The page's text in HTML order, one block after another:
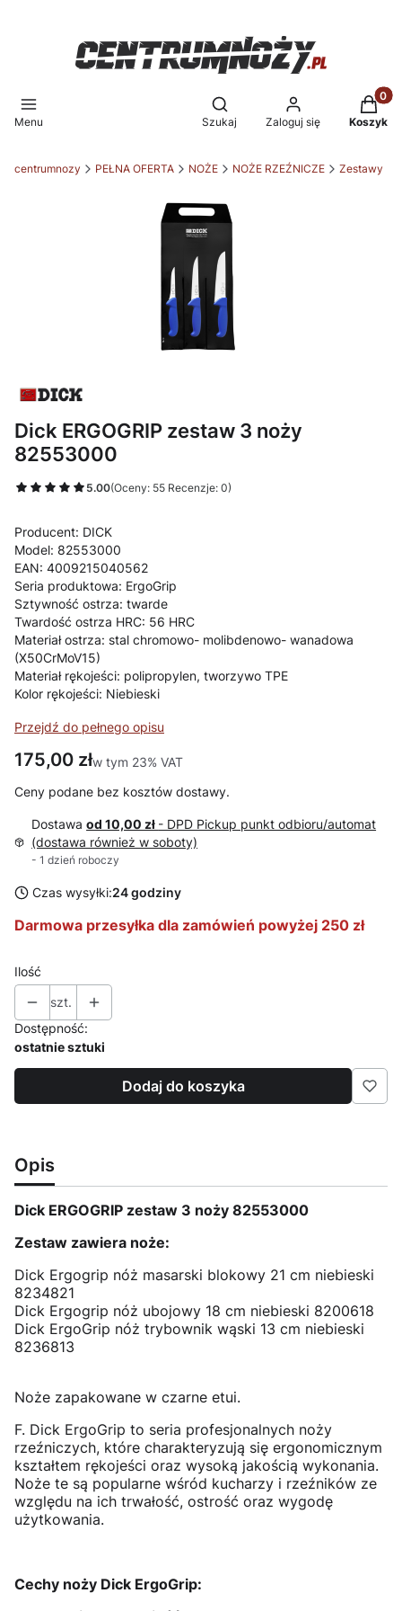
Menu
Otwórz wyszukiwarkę
Szukaj Zaloguj się Koszyk
centrumnozy PEŁNA OFERTA NOŻE NOŻE RZEŹNICZE Zestawy
Dick ERGOGRIP zestaw 3 noży
82553000
5.00(Oceny: 55 Recenzje: 0)
Producent: DICK
Model: 82553000
EAN: 4009215040562
Seria produktowa: ErgoGrip
Sztywność ostrza: twarde
Twardość ostrza HRC: 56 HRC
Materiał ostrza: stal chromowo- molibdenowo- wanadowa
(X50CrMoV15)
Materiał rękojeści: polipropylen, tworzywo TPE
Kolor rękojeści: Niebieski
Przejdź do pełnego opisu
Cena
175,00 złw tym 23% VAT
w tym 23% VAT
Ceny podane bez kosztów dostawy.
Dostawaod 10,00 zł - DPD Pickup punkt odbioru/automat
(dostawa również w soboty)
- 1 dzień roboczy
Czas wysyłki:24 godziny
Darmowa przesyłka dla zamówień powyżej 250 zł
Ilość
szt.
Dostępność:
ostatnie sztuki
Dodaj do koszyka
Opis
Dick ERGOGRIP zestaw 3 noży 82553000
Zestaw zawiera noże:
Dick Ergogrip nóż masarski blokowy 21 cm niebieski
8234821
Dick Ergogrip nóż ubojowy 18 cm niebieski 8200618
Dick ErgoGrip nóż trybownik wąski 13 cm niebieski
8236813
Noże zapakowane w czarne etui.
F. Dick ErgoGrip to seria profesjonalnych noży
rzeźniczych, które charakteryzują się ergonomicznym
kształtem rękojeści oraz wysoką jakością wykonania.
Noże te są popularne wśród kucharzy i rzeźników ze
względu na ich trwałość, ostrość oraz wygodę
użytkowania.
Cechy noży Dick ErgoGrip: